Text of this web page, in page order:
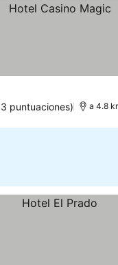
puntuaciones) a 4.8